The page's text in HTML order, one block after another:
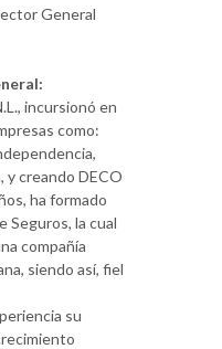
General
incursionó en
como:
creando DECO
ha formado
Seguros, la cual
compañía
siendo así, fiel
su